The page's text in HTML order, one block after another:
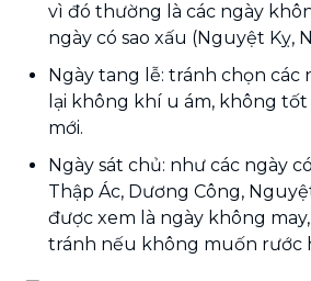
vì đó thường là các ngày
ngày có sao xấu (Nguyệt Kỵ,
Ngày tang lễ: tránh chọn các
lại không khí u ám, không
mới.
Ngày sát chủ: như các ngày
Thập Ác, Dương Công,
được xem là ngày không
tránh nếu không muốn rước